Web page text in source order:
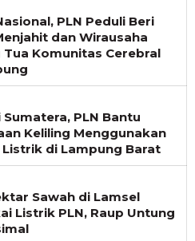
PLN Peduli Beri
dan Wirausaha
Tua Komunitas Cerebral
PLN Bantu
Keliling Menggunakan
Listrik di Lampung Barat
Sawah di Lamsel
Listrik PLN, Raup Untung